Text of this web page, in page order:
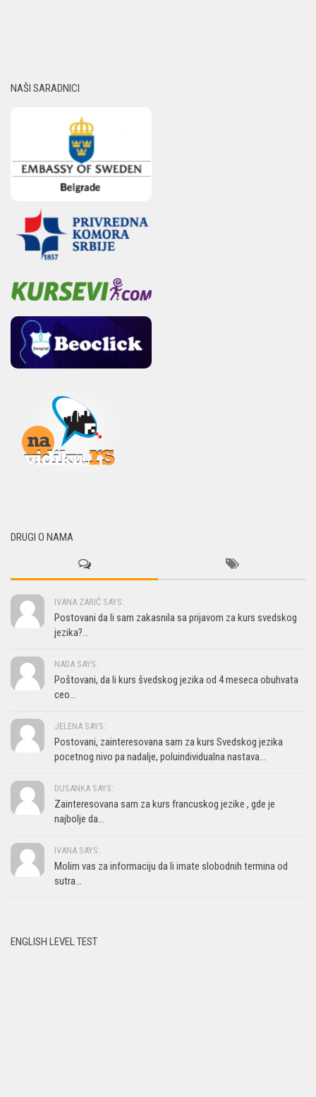
NAŠI SARADNICI
DRUGI O NAMA
IVANA ZARIĆ SAYS:
Postovani da li sam zakasnila sa prijavom za kurs svedskog
jezika?...
NADA SAYS:
Poštovani, da li kurs švedskog jezika od 4 meseca obuhvata
ceo...
JELENA SAYS:
Postovani, zainteresovana sam za kurs Svedskog jezika
pocetnog nivo pa nadalje, poluindividualna nastava...
DUSANKA SAYS:
Zainteresovana sam za kurs francuskog jezike , gde je
najbolje da...
IVANA SAYS:
Molim vas za informaciju da li imate slobodnih termina od
sutra...
ENGLISH LEVEL TEST